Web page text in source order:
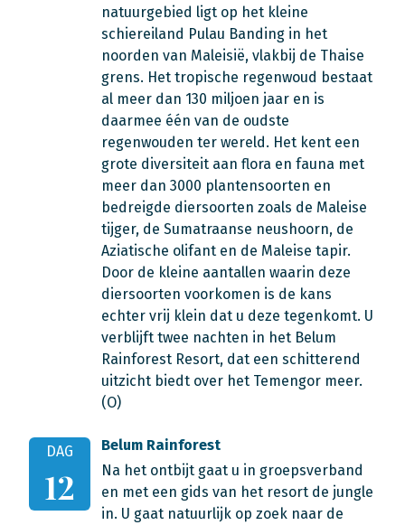
natuurgebied ligt op het kleine
schiereiland Pulau Banding in het
noorden van Maleisië, vlakbij de Thaise
grens. Het tropische regenwoud bestaat
al meer dan 130 miljoen jaar en is
daarmee één van de oudste
regenwouden ter wereld. Het kent een
grote diversiteit aan flora en fauna met
meer dan 3000 plantensoorten en
bedreigde diersoorten zoals de Maleise
tijger, de Sumatraanse neushoorn, de
Aziatische olifant en de Maleise tapir.
Door de kleine aantallen waarin deze
diersoorten voorkomen is de kans
echter vrij klein dat u deze tegenkomt. U
verblijft twee nachten in het Belum
Rainforest Resort, dat een schitterend
uitzicht biedt over het Temengor meer.
(O)
DAG
12
Belum Rainforest
Na het ontbijt gaat u in groepsverband
en met een gids van het resort de jungle
in. U gaat natuurlijk op zoek naar de